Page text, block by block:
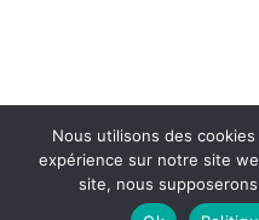
Nous utilisons des
expérience sur notre site
site, nous